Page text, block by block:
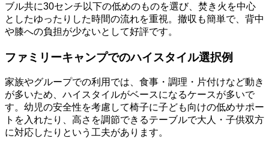
ブル共に30センチ以下の低めのものを選び、焚き火を中心
としたゆったりした時間の流れを重視。撤収も簡単で、背中
や膝への負担が少ないとして好評です。
ファミリーキャンプでのハイスタイル選択例
家族やグループでの利用では、食事・調理・片付けなど動き
が多いため、ハイスタイルがベースになるケースが多いで
す。幼児の安全性を考慮して椅子に子ども向けの低めサポー
トを入れたり、高さを調節できるテーブルで大人・子供双方
に対応したりという工夫があります。